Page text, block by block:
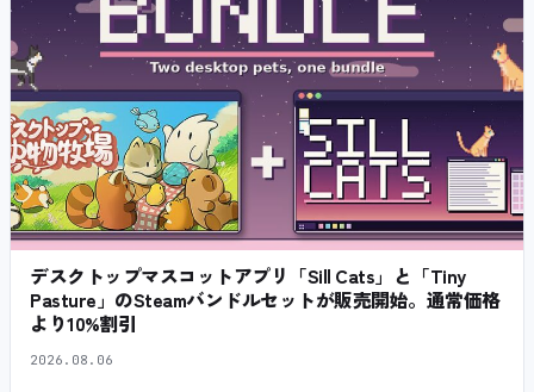
デスクトップマスコットアプリ「Sill Cats」と「Tiny
Pasture」のSteamバンドルセットが販売開始。通常価格
より10%割引
2026.08.06